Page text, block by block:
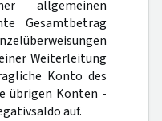
allgemeinen
Gesamtbetrag
Weiterleitung
Konto des
übrigen Konten -
auf.